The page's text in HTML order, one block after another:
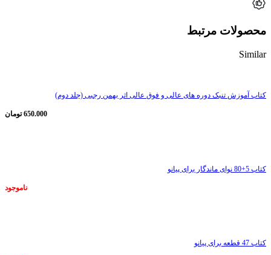
محصولات مرتبط
Similar
کتاب آموزش تنبک دوره های عالی و فوق عالی اثر بهمن رجبی (جلد دوم)
650.000 تومان
کتاب 5+80 نوای ماندگار برای پیانو
ناموجود
کتاب 47 قطعه برای پیانو